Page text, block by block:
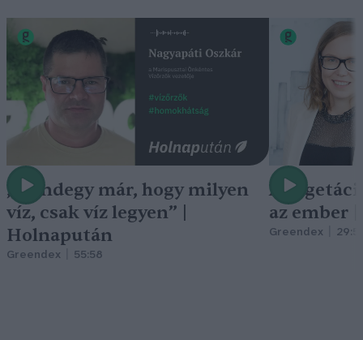
„Mindegy már, hogy milyen
víz, csak víz legyen” |
Holnapután
Greendex 55:58
A
az ember
Greendex